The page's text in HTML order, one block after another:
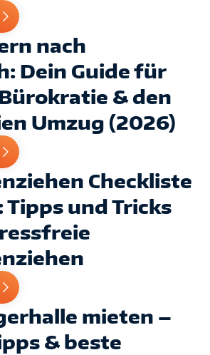
nach
Dein Guide für
& den
Umzug (2026)
Checkliste
Tipps und Tricks
mieten –
& beste